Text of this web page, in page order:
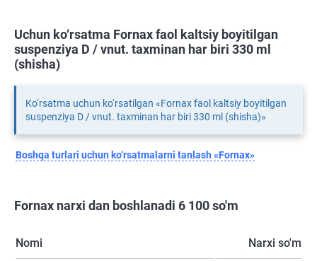
Uchun ko‘rsatma Fornax faol kaltsiy boyitilgan
suspenziya D / vnut. taxminan har biri 330 ml
(shisha)
Ko‘rsatma uchun ko‘rsatilgan «Fornax faol kaltsiy boyitilgan
suspenziya D / vnut. taxminan har biri 330 ml (shisha)»
Boshqa turlari uchun ko‘rsatmalarni tanlash «Fornax»
Fornax narxi dan boshlanadi 6 100 so'm
Nomi Narxi so'm